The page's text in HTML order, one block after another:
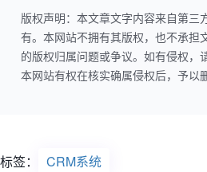
版权声明：本文章文字内容来自第三
有。本网站不拥有其版权，也不承担
的版权归属问题或争议。如有侵权，
本网站有权在核实确属侵权后，予以
标签： CRM系统